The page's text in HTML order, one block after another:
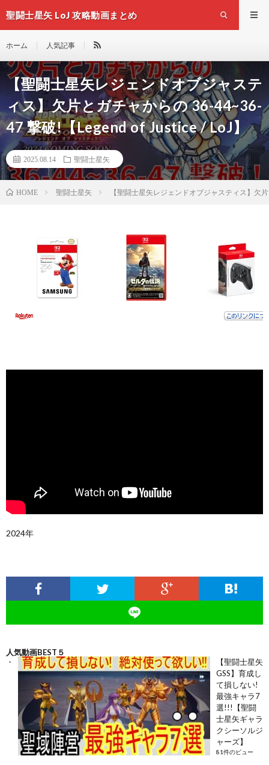
聖闘士星矢 LoJ 攻略動画まとめ
ホーム 人気記事
【聖闘士星矢レジェンドオブジャステ
ィス】欠片とガチャからの 36-44~36-
47 撃破!【Legend of Justice / LoJ】
2025.08.14 聖闘士星矢
HOME 聖闘士星矢 【聖闘士星矢レジェンドオブジャスティス】欠
2024年
人気動画BEST５
【聖闘士星矢
GSS】育成し
て損しない!
最強キャラ7
選!!!【聖闘
士星矢ギャラ
クシーソルジ
ャーズ】
81件のビュー